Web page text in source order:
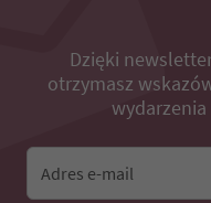
43
45
Dzięki
otrzymasz
Adres e-mail